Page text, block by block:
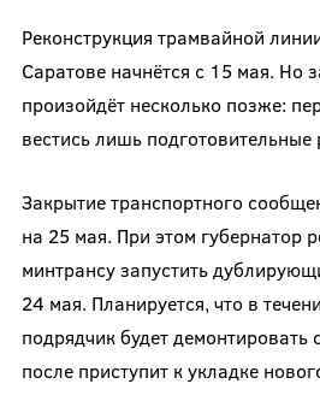
Реконструкция трамвайной
Саратове начнётся с 15 мая. Но
произойдёт несколько позже:
вестись лишь подготовительные
Закрытие транспортного
на 25 мая. При этом губернатор
минтрансу запустить
24 мая. Планируется, что в
подрядчик будет демонтировать
после приступит к укладке